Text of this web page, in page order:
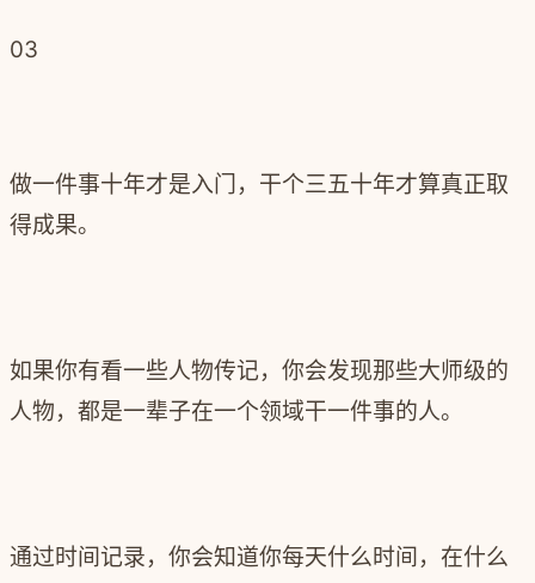
03
做一件事十年才是入门，干个三五十年才算真正取
得成果。
如果你有看一些人物传记，你会发现那些大师级的
人物，都是一辈子在一个领域干一件事的人。
通过时间记录，你会知道你每天什么时间，在什么